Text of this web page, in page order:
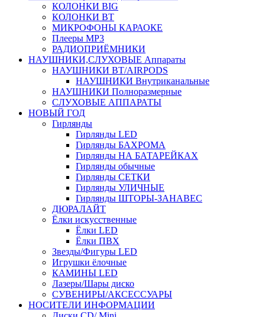
КОЛОНКИ BIG
КОЛОНКИ BT
МИКРОФОНЫ КАРАОКЕ
Плееры MP3
РАДИОПРИЁМНИКИ
НАУШНИКИ,СЛУХОВЫЕ Аппараты
НАУШНИКИ BT/AIRPODS
НАУШНИКИ Внутриканальные
НАУШНИКИ Полноразмерные
СЛУХОВЫЕ АППАРАТЫ
НОВЫЙ ГОД
Гирлянды
Гирлянды LED
Гирлянды БАХРОМА
Гирлянды НА БАТАРЕЙКАХ
Гирлянды обычные
Гирлянды СЕТКИ
Гирлянды УЛИЧНЫЕ
Гирлянды ШТОРЫ-ЗАНАВЕС
ДЮРАЛАЙТ
Ёлки искусственные
Ёлки LED
Ёлки ПВХ
Звезды/Фигуры LED
Игрушки ёлочные
КАМИНЫ LED
Лазеры/Шары диско
СУВЕНИРЫ/АКСЕССУАРЫ
НОСИТЕЛИ ИНФОРМАЦИИ